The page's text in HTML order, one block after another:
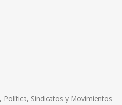
, Política, Sindicatos y Movimientos